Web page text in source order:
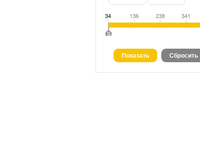
34 136 238 341